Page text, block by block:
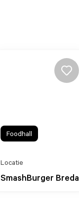
SmashBurger Breda
Locatie
Foodhall